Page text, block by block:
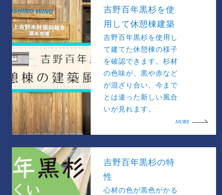
吉野百年黒杉を使
用して休憩棟建築
吉野百年黒杉を使用し
て建てた休憩棟の様子
を確認できます。杉材
の色味が、黒や赤など
が混ざり合い、今まで
とは違った新しい風合
いが見れます。
MORE
吉野百年黒杉の特
性
心材の色が黒色がかる